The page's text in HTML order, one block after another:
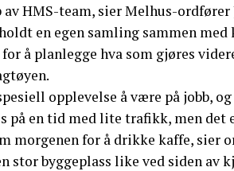
HMS-team, sier Melhus-
en egen samling sammen
å planlegge hva som gjøres
opplevelse å være på jobb,
på en tid med lite trafikk, men
morgenen for å drikke kaffe, sier
stor byggeplass like ved siden av